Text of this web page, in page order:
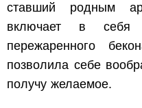
ставший родным
включает в себя
пережаренного
позволила себе
получу желаемое.